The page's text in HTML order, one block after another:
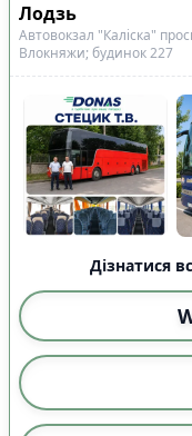
рейси
Лодзь
Автовокзал "Каліска"
Влокняжи; будинок 227
Дізнатися